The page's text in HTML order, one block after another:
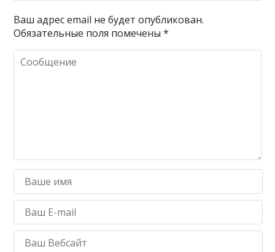
Ваш адрес email не будет опубликован.
Обязательные поля помечены*